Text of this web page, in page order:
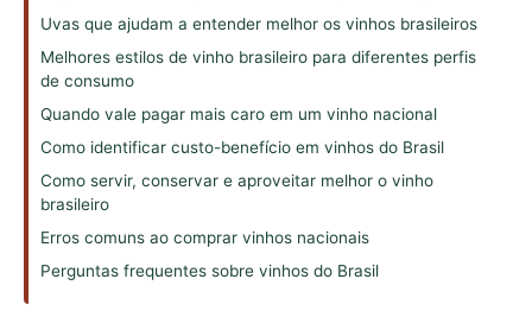
Uvas que ajudam a entender melhor os vinhos brasileiros
Melhores estilos de vinho brasileiro para diferentes perfis
de consumo
Quando vale pagar mais caro em um vinho nacional
Como identificar custo-benefício em vinhos do Brasil
Como servir, conservar e aproveitar melhor o vinho
brasileiro
Erros comuns ao comprar vinhos nacionais
Perguntas frequentes sobre vinhos do Brasil